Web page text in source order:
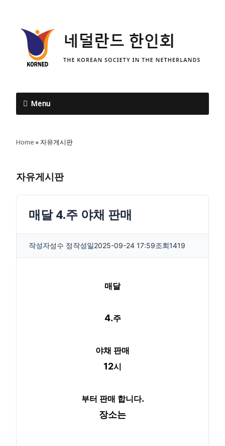
Menu
Home »자유게시판
자유게시판
매달 4.주 야채 판매
작성자성수 정작성일2025-09-24 17:59조회1419
매달
4.주
야채 판매
12시
부터 판매 합니다.
장소는